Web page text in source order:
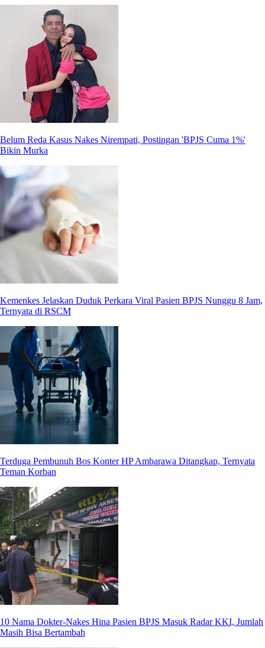
Belum Reda Kasus Nakes Nirempati, Postingan 'BPJS Cuma 1%'
Bikin Murka
Kemenkes Jelaskan Duduk Perkara Viral Pasien BPJS Nunggu 8 Jam,
Ternyata di RSCM
Terduga Pembunuh Bos Konter HP Ambarawa Ditangkap, Ternyata
Teman Korban
10 Nama Dokter-Nakes Hina Pasien BPJS Masuk Radar KKI, Jumlah
Masih Bisa Bertambah